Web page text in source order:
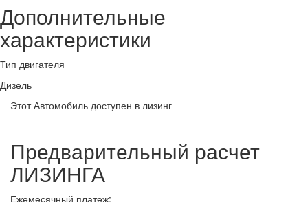
Дополнительные
характеристики
Тип двигателя
Дизель
Этот Автомобиль доступен в лизинг
Предварительный расчет
ЛИЗИНГА
Ежемесячный платеж: